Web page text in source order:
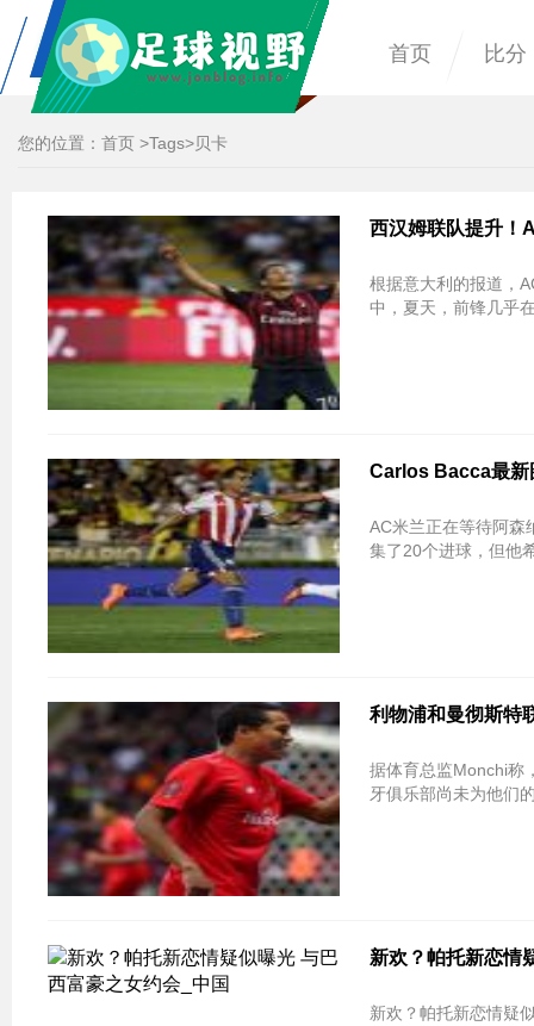
首页 比分
您的位置： 首页 >Tags>贝卡
西汉姆联队提升！
根据意大利的报道，
中，夏天，前锋几乎
Carlos Bacca最新
AC米兰正在等待阿森
集了20个进球，但他
利物浦和曼彻斯特
据体育总监Monchi称
牙俱乐部尚未为他们
新欢？帕托新恋情
新欢？帕托新恋情疑似曝光 与巴西富